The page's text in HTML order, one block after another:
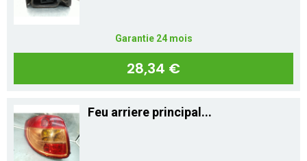
Garantie 24 mois
28,34 €
Feu arriere principal...